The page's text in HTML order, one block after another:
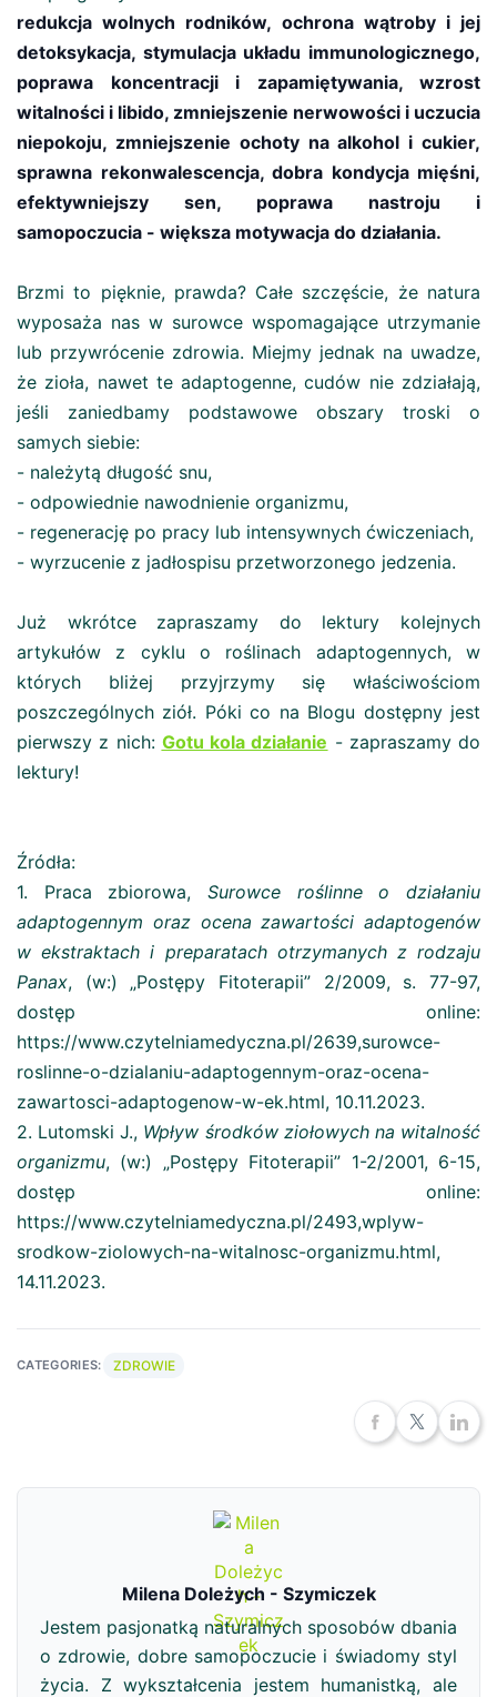
redukcja wolnych rodników, ochrona wątroby i jej
detoksykacja, stymulacja układu immunologicznego,
poprawa koncentracji i zapamiętywania, wzrost
witalności i libido, zmniejszenie nerwowości i uczucia
niepokoju, zmniejszenie ochoty na alkohol i cukier,
sprawna rekonwalescencja, dobra kondycja mięśni,
efektywniejszy sen, poprawa nastroju i
samopoczucia - większa motywacja do działania.
Brzmi to pięknie, prawda? Całe szczęście, że natura
wyposaża nas w surowce wspomagające utrzymanie
lub przywrócenie zdrowia. Miejmy jednak na uwadze,
że zioła, nawet te adaptogenne, cudów nie zdziałają,
jeśli zaniedbamy podstawowe obszary troski o
samych siebie:
- należytą długość snu,
- odpowiednie nawodnienie organizmu,
- regenerację po pracy lub intensywnych ćwiczeniach,
- wyrzucenie z jadłospisu przetworzonego jedzenia.
Już wkrótce zapraszamy do lektury kolejnych
artykułów z cyklu o roślinach adaptogennych, w
których bliżej przyjrzymy się właściwościom
poszczególnych ziół. Póki co na Blogu dostępny jest
pierwszy z nich: Gotu kola działanie - zapraszamy do
lektury!
Źródła:
1. Praca zbiorowa, Surowce roślinne o działaniu
adaptogennym oraz ocena zawartości adaptogenów
w ekstraktach i preparatach otrzymanych z rodzaju
Panax, (w:) „Postępy Fitoterapii” 2/2009, s. 77-97,
dostęp online:
https://www.czytelniamedyczna.pl/2639,surowce-
roslinne-o-dzialaniu-adaptogennym-oraz-ocena-
zawartosci-adaptogenow-w-ek.html, 10.11.2023.
2. Lutomski J., Wpływ środków ziołowych na witalność
organizmu, (w:) „Postępy Fitoterapii” 1-2/2001, 6-15,
dostęp online:
https://www.czytelniamedyczna.pl/2493,wplyw-
srodkow-ziolowych-na-witalnosc-organizmu.html,
14.11.2023.
CATEGORIES: ZDROWIE
Milena Doleżych - Szymiczek
Jestem pasjonatką naturalnych sposobów dbania
o zdrowie, dobre samopoczucie i świadomy styl
życia. Z wykształcenia jestem humanistką, ale